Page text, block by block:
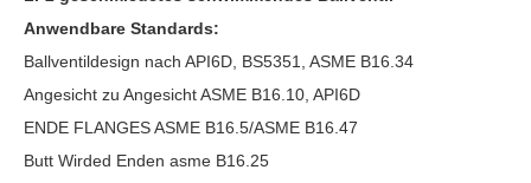
Anwendbare Standards:
Ballventildesign nach API6D, BS5351, ASME B16.34
Angesicht zu Angesicht ASME B16.10, API6D
ENDE FLANGES ASME B16.5/ASME B16.47
Butt Wirded Enden asme B16.25